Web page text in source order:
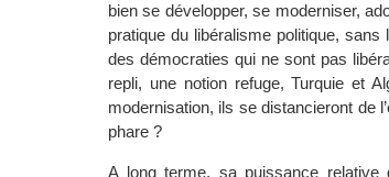
bien se développer, se moderniser,
pratique du libéralisme politique,
des démocraties qui ne sont pas
repli, une notion refuge, Turquie et
modernisation, ils se distancieront de
phare ?
A long terme, sa puissance